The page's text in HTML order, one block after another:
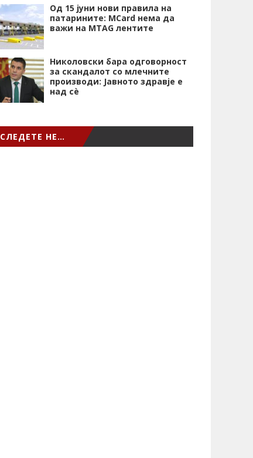
Од 15 јуни нови правила на
патарините: MCard нема да
важи на MTAG лентите
Николовски бара одговорност
за скандалот со млечните
производи: Јавното здравје е
над сѐ
СЛЕДЕТЕ НЕ…